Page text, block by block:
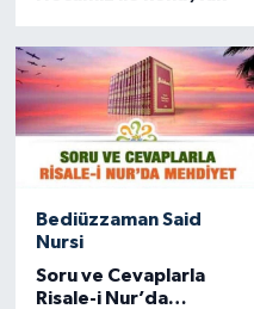
Bediüzzaman Said
Nursi
Soru ve Cevaplarla
Risale-i Nur’da
ÖZEL HABER
SAĞLIK
SPOR
TARİH
TASAVVUF